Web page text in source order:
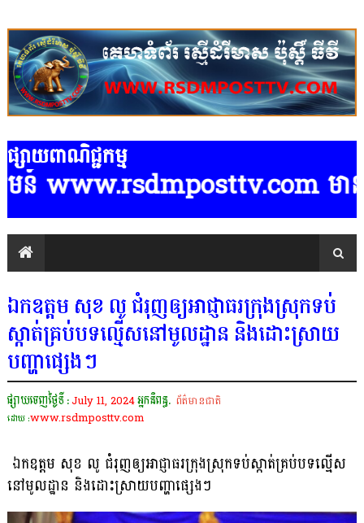
ផ្សាយពាណិជ្ជកម្ម
www.rsdmposttv.com មានទទួ
ឯកឧត្តម សុខ លូ ជំរុញឲ្យអាជ្ញាធរក្រុងស្រុកទប់
ស្កាត់គ្រប់បទល្មើសនៅមូលដ្ឋាន និងដោះស្រាយ
បញ្ហាផ្សេងៗ
ផ្សាយចេញថ្ងៃទី :July 11, 2024អ្នកនិពន្ធ. ព័ត៌មានជាតិ
ដោយ :www.rsdmposttv.com
ឯកឧត្តម សុខ លូ ជំរុញឲ្យអាជ្ញាធរក្រុងស្រុកទប់ស្កាត់គ្រប់បទល្មើស
នៅមូលដ្ឋាន និងដោះស្រាយបញ្ហាផ្សេងៗ